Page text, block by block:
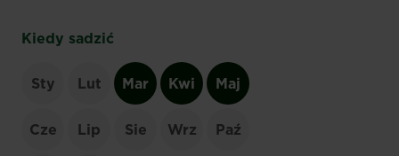
Kiedy sadzić
Sty Lut Mar Kwi Maj
Cze Lip Sie Wrz Paź